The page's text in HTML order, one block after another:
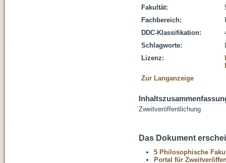
Fakultät:
Fachbereich:
DDC-Klassifikation:
Schlagworte:
Lizenz:
Zur Langanzeige
Zweitveröffentlichung
Das Dokument
5 Philosophische
Portal für